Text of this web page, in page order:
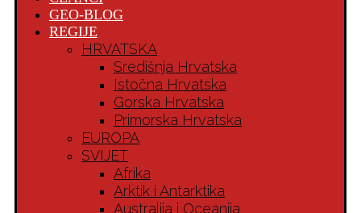
GEO-BLOG
REGIJE
HRVATSKA
Središnja Hrvatska
Istočna Hrvatska
Gorska Hrvatska
Primorska Hrvatska
EUROPA
SVIJET
Afrika
Arktik i Antarktika
Australija i Oceanija